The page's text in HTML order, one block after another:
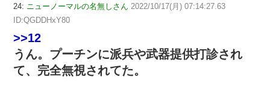
24: ニューノーマルの名無しさん 2022/10/17(月) 07:14:27.63
ID:QGDDHxY80
>>12
うん。プーチンに派兵や武器提供打診され
て、完全無視されてた。